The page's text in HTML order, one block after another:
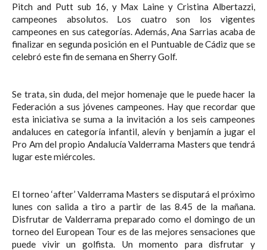
Pitch and Putt sub 16, y Max Laine y Cristina Albertazzi,
campeones absolutos. Los cuatro son los vigentes
campeones en sus categorías. Además, Ana Sarrias acaba de
finalizar en segunda posición en el Puntuable de Cádiz que se
celebró este fin de semana en Sherry Golf.
Se trata, sin duda, del mejor homenaje que le puede hacer la
Federación a sus jóvenes campeones. Hay que recordar que
esta iniciativa se suma a la invitación a los seis campeones
andaluces en categoría infantil, alevín y benjamín a jugar el
Pro Am del propio Andalucía Valderrama Masters que tendrá
lugar este miércoles.
El torneo ‘after’ Valderrama Masters se disputará el próximo
lunes con salida a tiro a partir de las 8.45 de la mañana.
Disfrutar de Valderrama preparado como el domingo de un
torneo del European Tour es de las mejores sensaciones que
puede vivir un golfista. Un momento para disfrutar y